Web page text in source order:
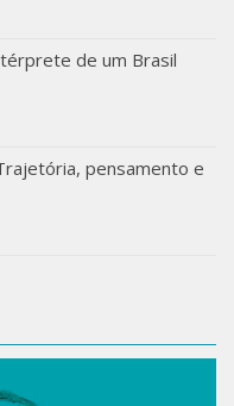
de um Brasil
pensamento e